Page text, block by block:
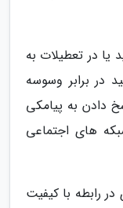
در تعطیلات به
در برابر وسوسه
دادن به پیامکی
های اجتماعی
رابطه با کیفیت